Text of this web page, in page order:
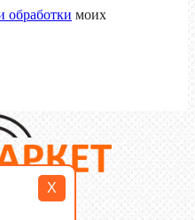
X
обработки моих